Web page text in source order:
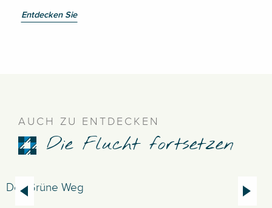
Entdecken Sie
AUCH ZU ENTDECKEN
Die Flucht fortsetzen
Der Grüne Weg